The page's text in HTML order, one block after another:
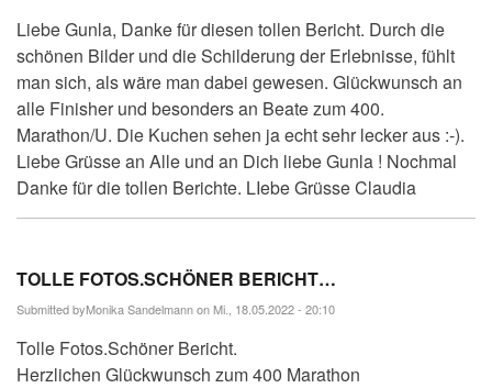
Liebe Gunla, Danke für diesen tollen Bericht. Durch die
schönen Bilder und die Schilderung der Erlebnisse, fühlt
man sich, als wäre man dabei gewesen. Glückwunsch an
alle Finisher und besonders an Beate zum 400.
Marathon/U. Die Kuchen sehen ja echt sehr lecker aus :-).
Liebe Grüsse an Alle und an Dich liebe Gunla ! Nochmal
Danke für die tollen Berichte. LIebe Grüsse Claudia
TOLLE FOTOS.SCHÖNER BERICHT…
Submitted byMonika Sandelmannon Mi., 18.05.2022 - 20:10
Tolle Fotos.Schöner Bericht.
Herzlichen Glückwunsch zum 400 Marathon